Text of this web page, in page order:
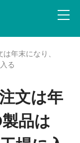
年末になり、
る
文は年
品は